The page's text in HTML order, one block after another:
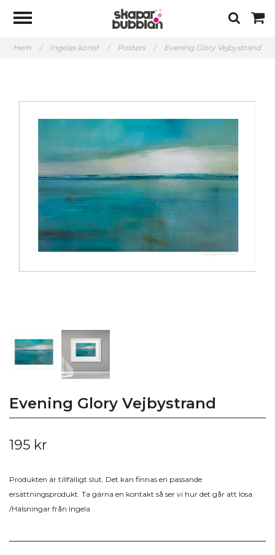
Hem / Ingelas konst / Posters / Evening Glory Vejbystrand
Evening Glory Vejbystrand
195 kr
Produkten är tillfälligt slut. Det kan finnas en passande
ersättningsprodukt. Ta gärna en kontakt så ser vi hur det går att lösa.
/Hälsningar från Ingela